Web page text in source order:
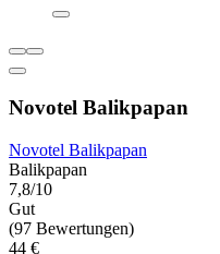
Novotel Balikpapan
Novotel Balikpapan
Balikpapan
7,8/10
Gut
(97 Bewertungen)
44 €